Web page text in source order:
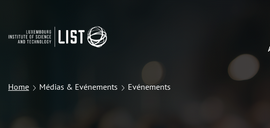
Home Médias & Evénements Evénements